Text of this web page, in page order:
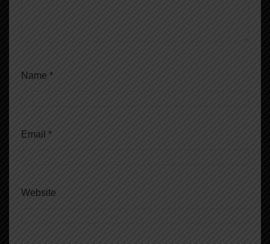
Name *
Email *
Website